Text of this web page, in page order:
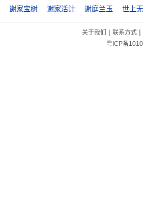
谢家宝树 谢家活计 谢庭兰玉
关于我们 | 联系方式|
粤ICP备